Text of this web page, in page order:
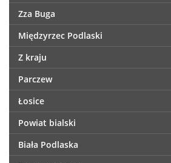
Zza Buga
Międzyrzec Podlaski
Z kraju
Parczew
Łosice
Powiat bialski
Biała Podlaska